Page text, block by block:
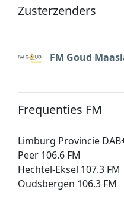
Zusterzenders
FM Goud
Frequenties FM
Limburg Provincie
Peer 106.6 FM
Hechtel-Eksel 107.3 FM
Oudsbergen 106.3 FM